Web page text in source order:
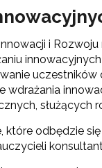
i
uczestników
wdrażania
służących
które odbędzie